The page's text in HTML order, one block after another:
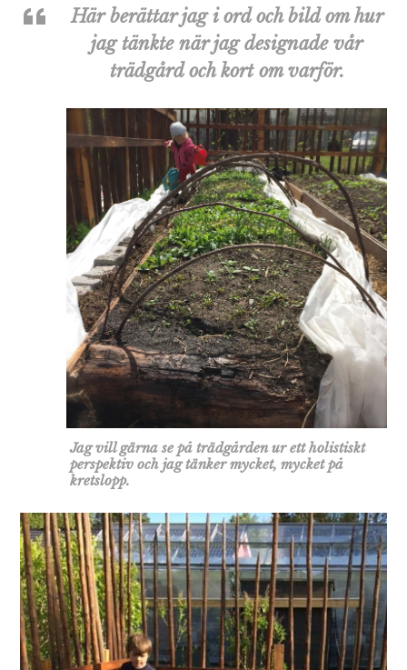
Här berättar jag i ord och bild om hur
jag tänkte när jag designade vår
trädgård och kort om varför.
Jag vill gärna se på trädgården ur ett holistiskt
perspektiv och jag tänker mycket, mycket på
kretslopp.